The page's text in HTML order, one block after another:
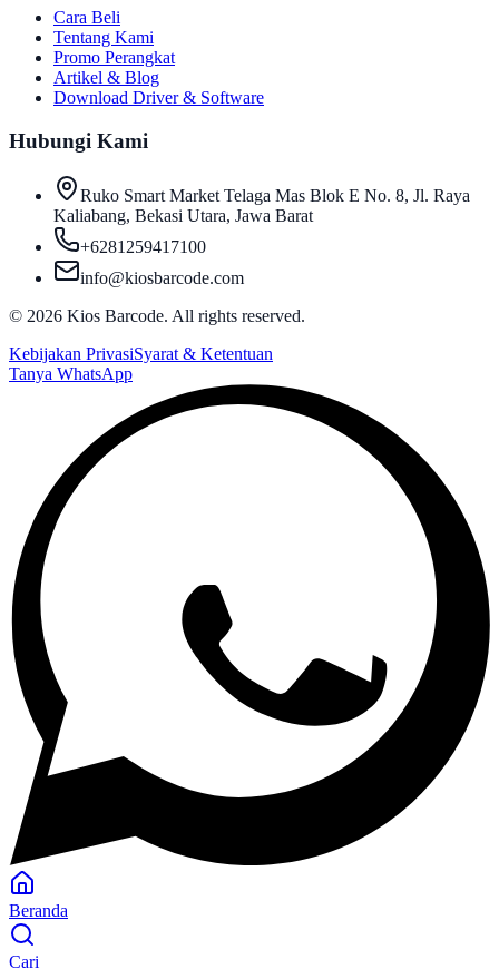
Cara Beli
Tentang Kami
Promo Perangkat
Artikel & Blog
Download Driver & Software
Hubungi Kami
Ruko Smart Market Telaga Mas Blok E No. 8, Jl. Raya
Kaliabang, Bekasi Utara, Jawa Barat
+6281259417100
info@kiosbarcode.com
© 2026 Kios Barcode. All rights reserved.
Kebijakan PrivasiSyarat & Ketentuan
Tanya WhatsApp
Beranda
Cari